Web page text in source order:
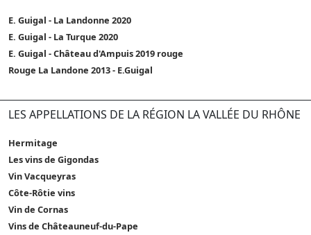
E. Guigal - La Landonne 2020
E. Guigal - La Turque 2020
E. Guigal - Château d'Ampuis 2019 rouge
Rouge La Landone 2013 - E.Guigal
LES APPELLATIONS DE LA RÉGION LA VALLÉE DU RHÔNE
Hermitage
Les vins de Gigondas
Vin Vacqueyras
Côte-Rôtie vins
Vin de Cornas
Vins de Châteauneuf-du-Pape